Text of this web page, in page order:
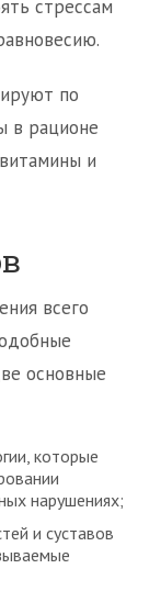
стрессам
по
в рационе
и
всего
основные
которые
нарушениях;
и суставов